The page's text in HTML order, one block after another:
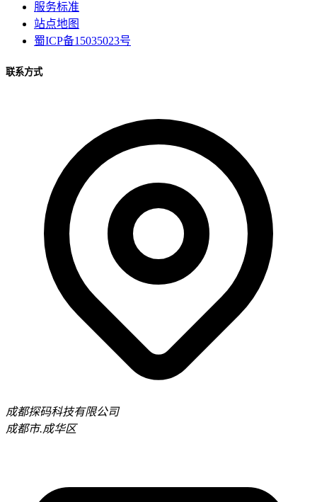
服务标准
站点地图
蜀ICP备15035023号
联系方式
成都探码科技有限公司
成都市.成华区